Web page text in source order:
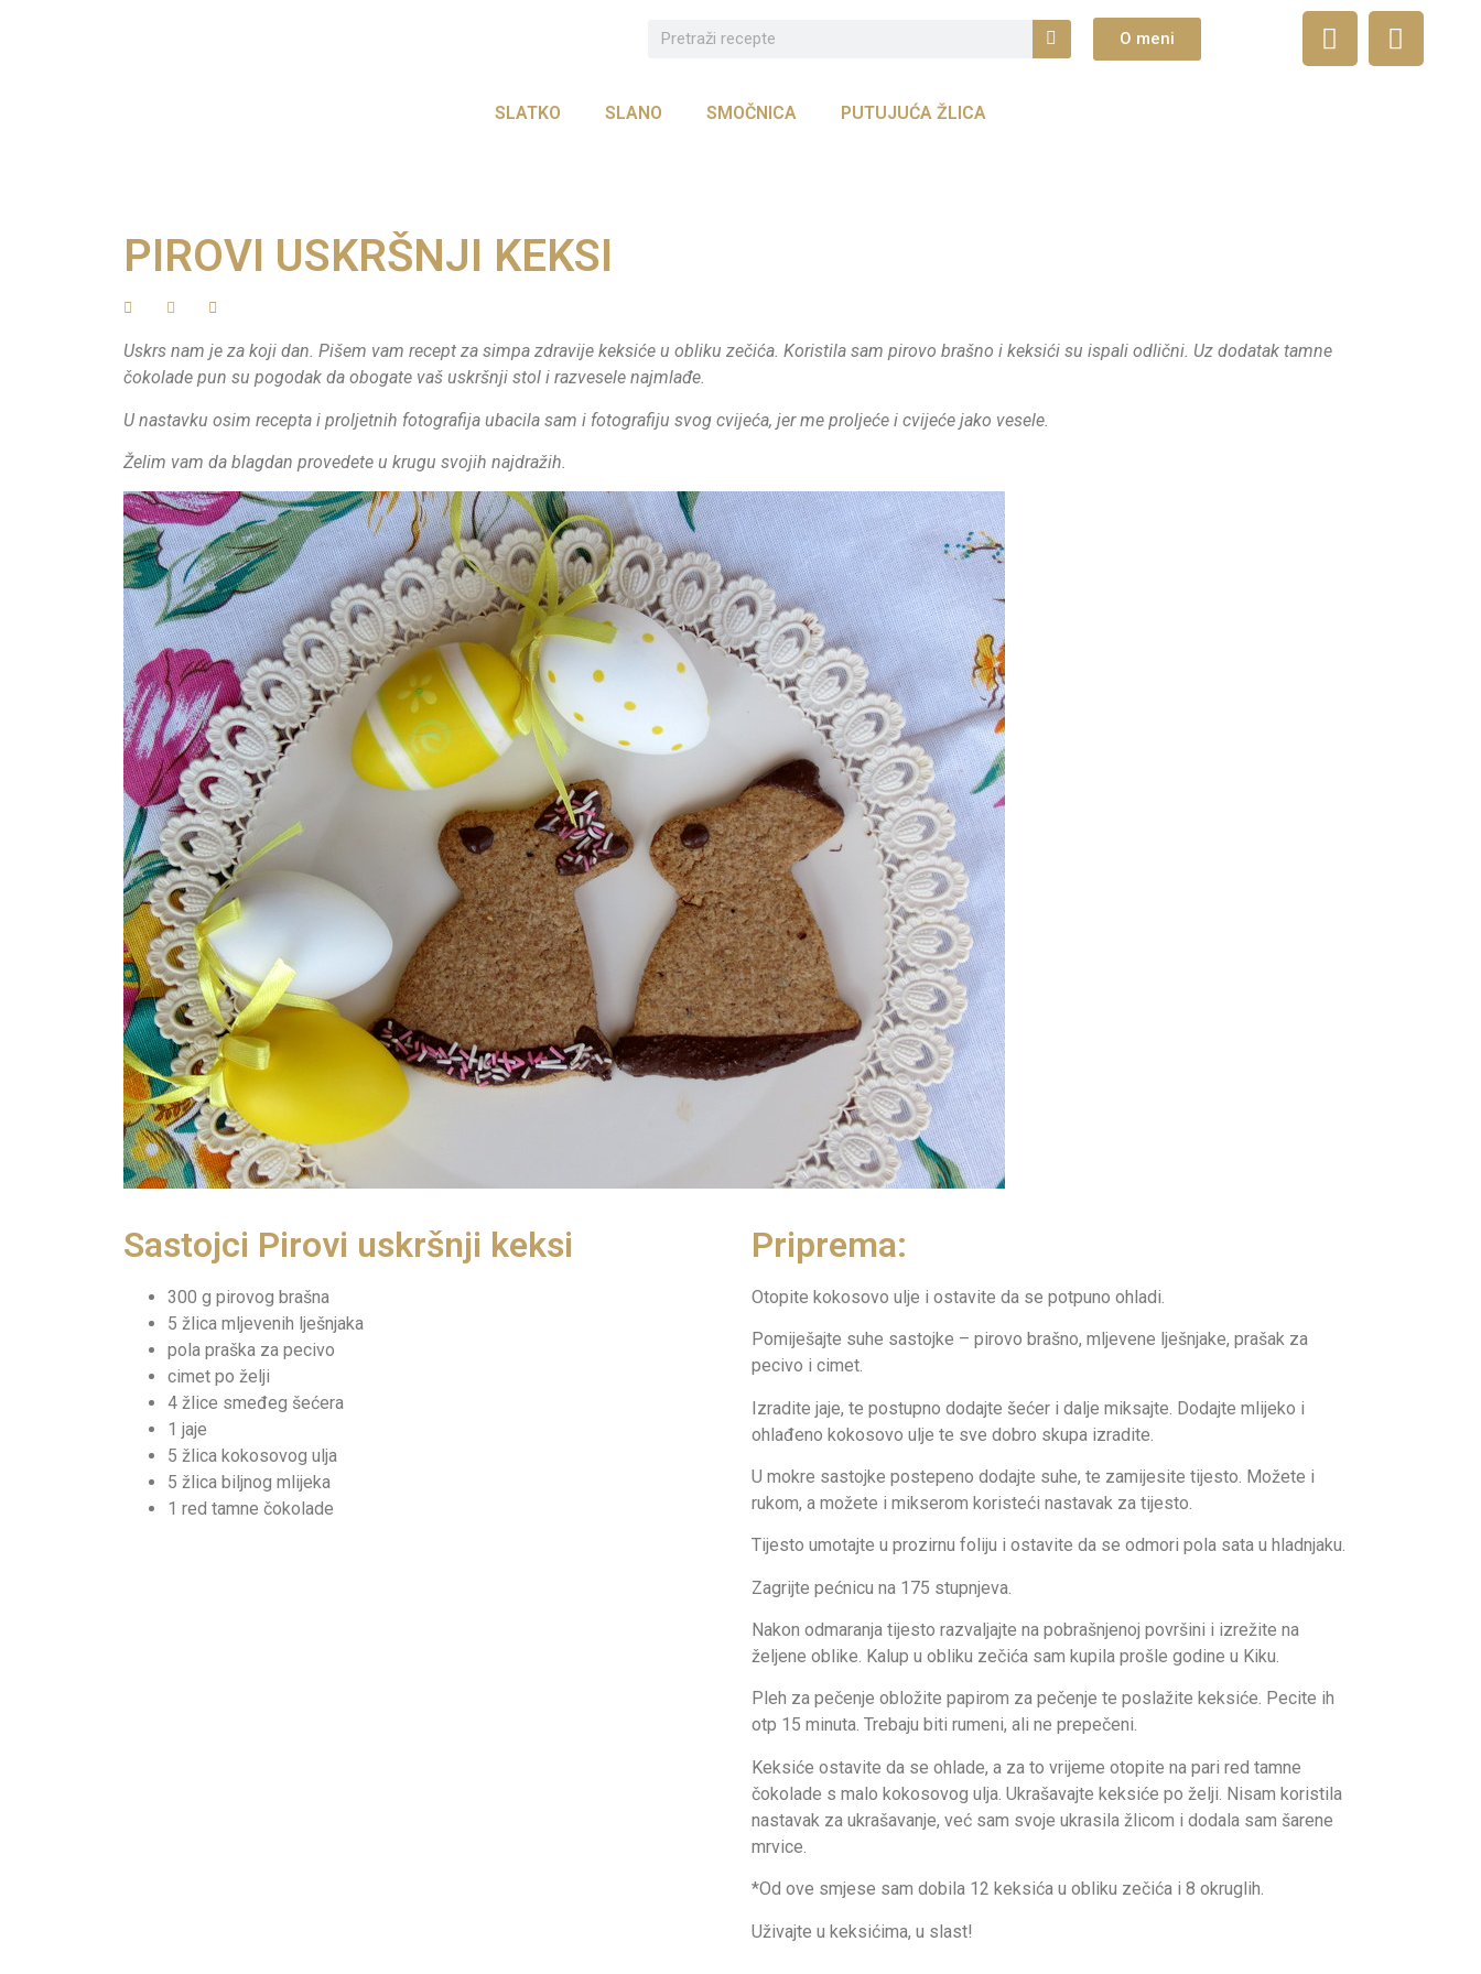
O meni
SLATKO SLANO SMOČNICA PUTUJUĆA ŽLICA
PIROVI USKRŠNJI KEKSI
Uskrs nam je za koji dan. Pišem vam recept za simpa zdravije keksiće u obliku zečića. Koristila sam pirovo brašno i keksići su ispali odlični. Uz dodatak tamne
čokolade pun su pogodak da obogate vaš uskršnji stol i razvesele najmlađe.
U nastavku osim recepta i proljetnih fotografija ubacila sam i fotografiju svog cvijeća, jer me proljeće i cvijeće jako vesele.
Želim vam da blagdan provedete u krugu svojih najdražih.
Sastojci Pirovi uskršnji keksi
300 g pirovog brašna
5 žlica mljevenih lješnjaka
pola praška za pecivo
cimet po želji
4 žlice smeđeg šećera
1 jaje
5 žlica kokosovog ulja
5 žlica biljnog mlijeka
1 red tamne čokolade
Priprema:
Otopite kokosovo ulje i ostavite da se potpuno ohladi.
Pomiješajte suhe sastojke – pirovo brašno, mljevene lješnjake, prašak za
pecivo i cimet.
Izradite jaje, te postupno dodajte šećer i dalje miksajte. Dodajte mlijeko i
ohlađeno kokosovo ulje te sve dobro skupa izradite.
U mokre sastojke postepeno dodajte suhe, te zamijesite tijesto. Možete i
rukom, a možete i mikserom koristeći nastavak za tijesto.
Tijesto umotajte u prozirnu foliju i ostavite da se odmori pola sata u hladnjaku.
Zagrijte pećnicu na 175 stupnjeva.
Nakon odmaranja tijesto razvaljajte na pobrašnjenoj površini i izrežite na
željene oblike. Kalup u obliku zečića sam kupila prošle godine u Kiku.
Pleh za pečenje obložite papirom za pečenje te poslažite keksiće. Pecite ih
otp 15 minuta. Trebaju biti rumeni, ali ne prepečeni.
Keksiće ostavite da se ohlade, a za to vrijeme otopite na pari red tamne
čokolade s malo kokosovog ulja. Ukrašavajte keksiće po želji. Nisam koristila
nastavak za ukrašavanje, već sam svoje ukrasila žlicom i dodala sam šarene
mrvice.
*Od ove smjese sam dobila 12 keksića u obliku zečića i 8 okruglih.
Uživajte u keksićima, u slast!